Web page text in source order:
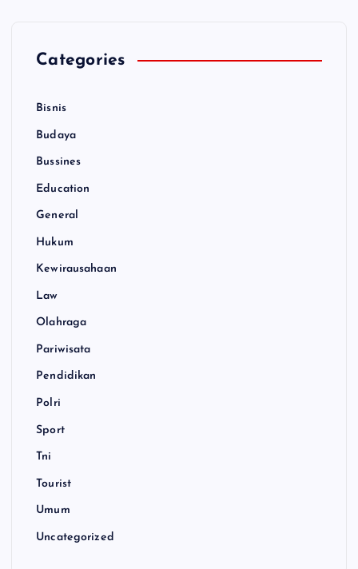
Categories
Bisnis
Budaya
Bussines
Education
General
Hukum
Kewirausahaan
Law
Olahraga
Pariwisata
Pendidikan
Polri
Sport
Tni
Tourist
Umum
Uncategorized